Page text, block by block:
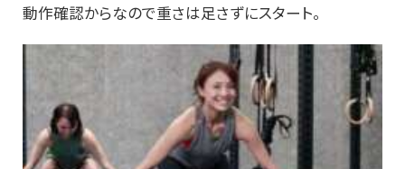
動作確認からなので重さは足さずにスタート。